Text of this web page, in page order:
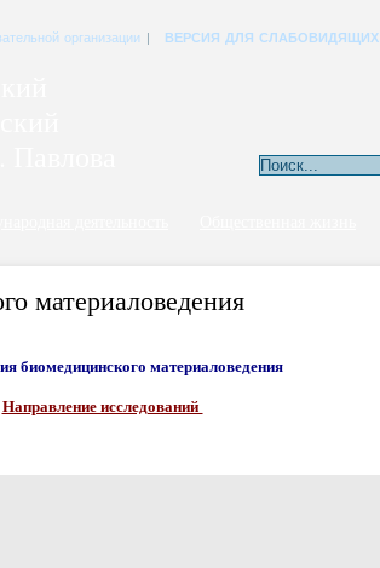
организации | ВЕРСИЯ ДЛЯ СЛАБОВИДЯЩИХ
материаловедения
биомедицинского материаловедения
Направление исследований